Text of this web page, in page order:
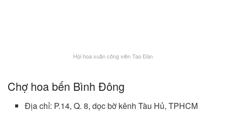
Hội hoa xuân công viên Tao Đàn
Chợ hoa bến Bình Đông
Địa chỉ: P.14, Q. 8, dọc bờ kênh Tàu Hủ, TPHCM